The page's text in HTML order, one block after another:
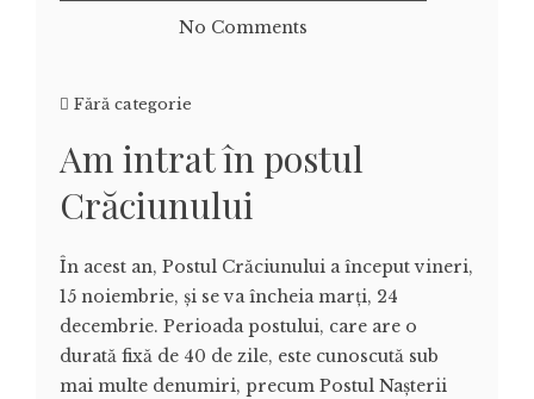
No Comments
Fără categorie
Am intrat în postul
Crăciunului
În acest an, Postul Crăciunului a început vineri,
15 noiembrie, și se va încheia marți, 24
decembrie. Perioada postului, care are o
durată fixă de 40 de zile, este cunoscută sub
mai multe denumiri, precum Postul Nașterii